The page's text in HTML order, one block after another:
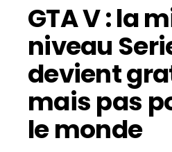
GTA V : la
niveau
devient
mais pas
le monde